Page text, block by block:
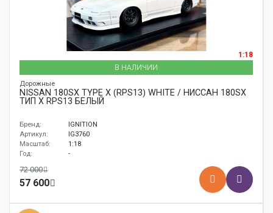
1:18
В НАЛИЧИИ
Дорожные
NISSAN 180SX TYPE X (RPS13) WHITE / НИССАН 180SX
ТИП X RPS13 БЕЛЫЙ
Бренд:
IGNITION
Артикул:
IG3760
Масштаб:
1:18
Год:
-
72 000
57 600